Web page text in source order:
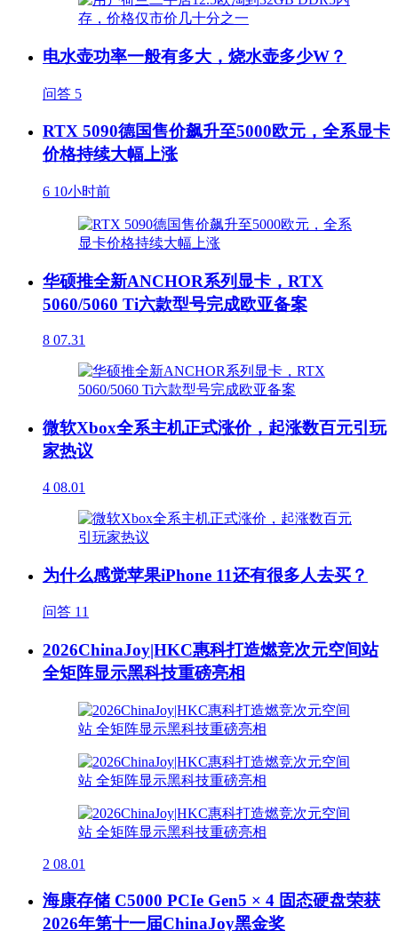
电水壶功率一般有多大，烧水壶多少W？
问答 5
RTX 5090德国售价飙升至5000欧元，全系显卡
价格持续大幅上涨
6 10小时前
华硕推全新ANCHOR系列显卡，RTX
5060/5060 Ti六款型号完成欧亚备案
8 07.31
微软Xbox全系主机正式涨价，起涨数百元引玩
家热议
4 08.01
为什么感觉苹果iPhone 11还有很多人去买？
问答 11
2026ChinaJoy|HKC惠科打造燃竞次元空间站
全矩阵显示黑科技重磅亮相
2 08.01
海康存储 C5000 PCIe Gen5 × 4 固态硬盘荣获
2026年第十一届ChinaJoy黑金奖